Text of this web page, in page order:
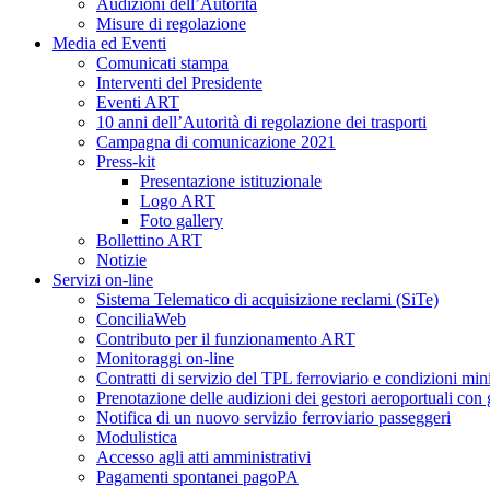
Audizioni dell’Autorità
Misure di regolazione
Media ed Eventi
Comunicati stampa
Interventi del Presidente
Eventi ART
10 anni dell’Autorità di regolazione dei trasporti
Campagna di comunicazione 2021
Press-kit
Presentazione istituzionale
Logo ART
Foto gallery
Bollettino ART
Notizie
Servizi on-line
Sistema Telematico di acquisizione reclami (SiTe)
ConciliaWeb
Contributo per il funzionamento ART
Monitoraggi on-line
Contratti di servizio del TPL ferroviario e condizioni
Prenotazione delle audizioni dei gestori aeroportuali con
Notifica di un nuovo servizio ferroviario passeggeri
Modulistica
Accesso agli atti amministrativi
Pagamenti spontanei pagoPA